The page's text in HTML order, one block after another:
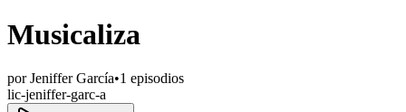
Musicaliza
porJeniffer García•1 episodios
lic-jeniffer-garc-a